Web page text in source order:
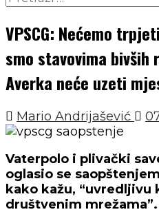
VPSCG: Nećemo
smo stavovima
Averka neće uzeti
Mario Andrijašević
Vaterpolo i plivački
oglasio se
kako kažu, “uvredljivu
društvenim mrežama”.